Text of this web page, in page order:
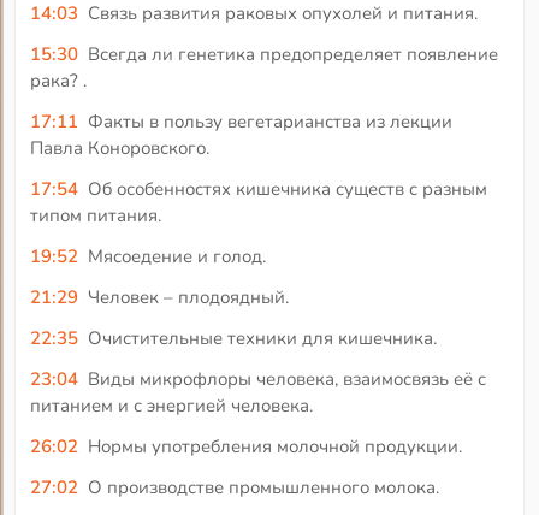
14:03 Связь развития раковых опухолей и питания.
15:30 Всегда ли генетика предопределяет появление
рака? .
17:11 Факты в пользу вегетарианства из лекции
Павла Коноровского.
17:54 Об особенностях кишечника существ с разным
типом питания.
19:52 Мясоедение и голод.
21:29 Человек – плодоядный.
22:35 Очистительные техники для кишечника.
23:04 Виды микрофлоры человека, взаимосвязь её с
питанием и с энергией человека.
26:02 Нормы употребления молочной продукции.
27:02 О производстве промышленного молока.